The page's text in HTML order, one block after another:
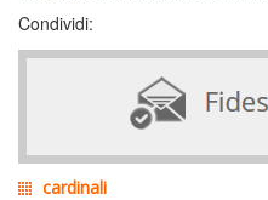
Condividi:
cardinali